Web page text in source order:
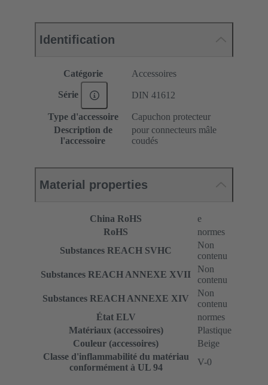
Identification
Catégorie Accessoires
Série DIN 41612
Type d'accessoire
Capuchon protecteur
Description de
l'accessoire
pour connecteurs mâle
coudés
Material properties
China RoHS
e
RoHS
normes
Substances REACH SVHC
Non
contenu
Substances REACH ANNEXE XVII
Non
contenu
Substances REACH ANNEXE XIV
Non
contenu
État ELV
normes
Matériaux (accessoires)
Plastique
Couleur (accessoires)
Beige
Classe d'inflammabilité du matériau
conformément à UL 94
V-0